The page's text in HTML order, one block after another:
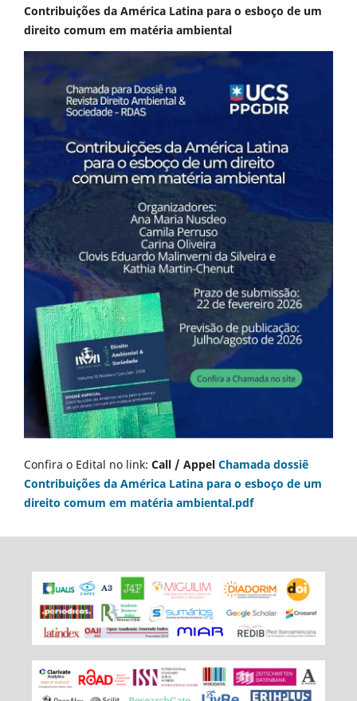
Contribuições da América Latina para o esboço de um
direito comum em matéria ambiental
Confira o Edital no link: Call / Appel Chamada dossiê
Contribuições da América Latina para o esboço de um
direito comum em matéria ambiental.pdf